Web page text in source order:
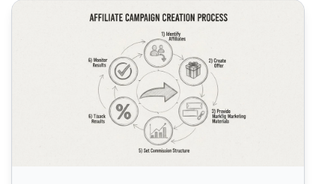
Comment créer une campagne d'affiliation ?